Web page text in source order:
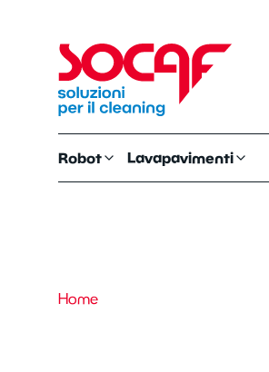
Robot Lavapavimenti
Home